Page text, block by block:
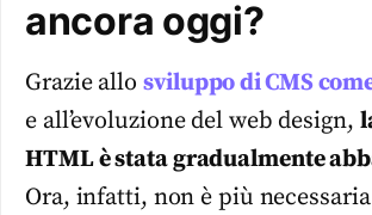
ancora oggi?
Grazie allo sviluppo di CMS
e all’evoluzione del web design,
HTML è stata gradualmente
Ora, infatti, non è più